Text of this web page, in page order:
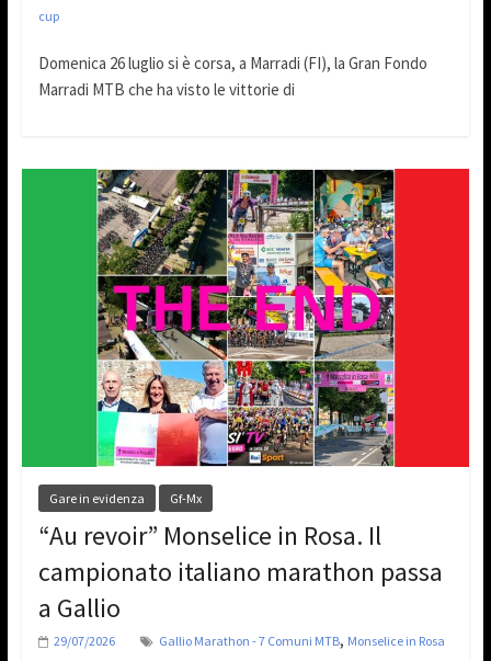
cup
Domenica 26 luglio si è corsa, a Marradi (FI), la Gran Fondo
Marradi MTB che ha visto le vittorie di
Gare in evidenza Gf-Mx
“Au revoir” Monselice in Rosa. Il
campionato italiano marathon passa
a Gallio
29/07/2026 Gallio Marathon - 7 Comuni MTB, Monselice in Rosa